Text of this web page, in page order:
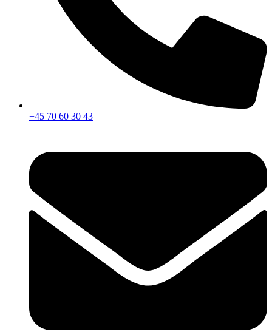
+45 70 60 30 43